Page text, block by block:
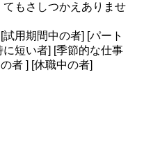
もさしつかえありませ
用期間中の者] [パート
短い者] [季節的な仕事
者 ] [休職中の者]